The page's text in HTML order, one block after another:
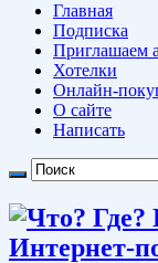
Главная
Подписка
Приглашаем
Хотелки
Онлайн-
О сайте
Написать
Интернет-